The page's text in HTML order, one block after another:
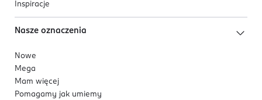
Inspiracje
Nasze oznaczenia
Nowe
Mega
Mam więcej
Pomagamy jak umiemy